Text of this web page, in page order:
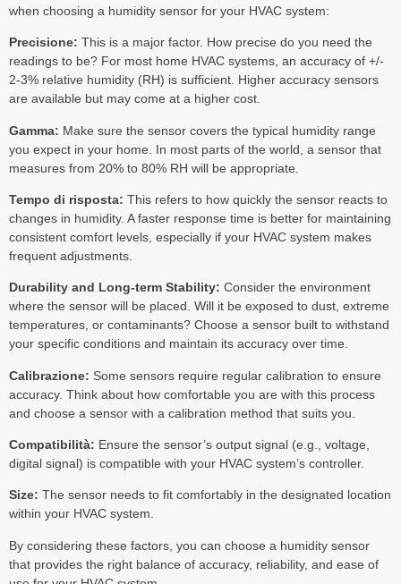
when choosing a humidity sensor for your HVAC system:
Precisione: This is a major factor. How precise do you need the
readings to be? For most home HVAC systems, an accuracy of +/-
2-3% relative humidity (RH) is sufficient. Higher accuracy sensors
are available but may come at a higher cost.
Gamma: Make sure the sensor covers the typical humidity range
you expect in your home. In most parts of the world, a sensor that
measures from 20% to 80% RH will be appropriate.
Tempo di risposta: This refers to how quickly the sensor reacts to
changes in humidity. A faster response time is better for maintaining
consistent comfort levels, especially if your HVAC system makes
frequent adjustments.
Durability and Long-term Stability: Consider the environment
where the sensor will be placed. Will it be exposed to dust, extreme
temperatures, or contaminants? Choose a sensor built to withstand
your specific conditions and maintain its accuracy over time.
Calibrazione: Some sensors require regular calibration to ensure
accuracy. Think about how comfortable you are with this process
and choose a sensor with a calibration method that suits you.
Compatibilità: Ensure the sensor’s output signal (e.g., voltage,
digital signal) is compatible with your HVAC system’s controller.
Size: The sensor needs to fit comfortably in the designated location
within your HVAC system.
By considering these factors, you can choose a humidity sensor
that provides the right balance of accuracy, reliability, and ease of